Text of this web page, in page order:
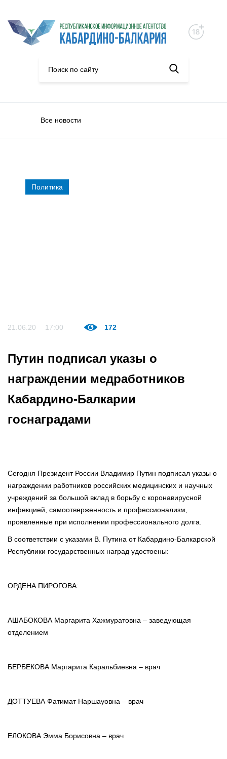
Все новости
Политика
21.06.20 17:00 172
Путин подписал указы о
награждении медработников
Кабардино-Балкарии
госнаградами
Сегодня Президент России Владимир Путин подписал указы о
награждении работников российских медицинских и научных
учреждений за большой вклад в борьбу с коронавирусной
инфекцией, самоотверженность и профессионализм,
проявленные при исполнении профессионального долга.
В соответствии с указами В. Путина от Кабардино-Балкарской
Республики государственных наград удостоены:
ОРДЕНА ПИРОГОВА:
АШАБОКОВА Маргарита Хажмуратовна – заведующая
отделением
БЕРБЕКОВА Маргарита Каральбиевна – врач
ДОТТУЕВА Фатимат Наршауовна – врач
ЕЛОКОВА Эмма Борисовна – врач